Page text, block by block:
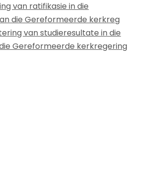
van ratifikasie in die
die Gereformeerde kerkreg
van studieresultate in die
Gereformeerde kerkregering